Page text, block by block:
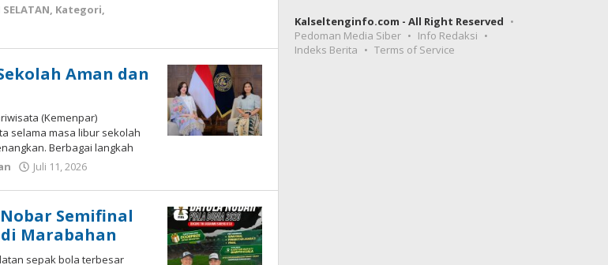
, Kategori,
Aman dan
(Kemenpar)
selama masa libur sekolah
Berbagai langkah
Juli 11, 2026
Semifinal
Marabahan
sepak bola terbesar
Kalseltenginfo.com - All Right Reserved
Pedoman Media Siber
Info Redaksi
Indeks Berita
Terms of Service